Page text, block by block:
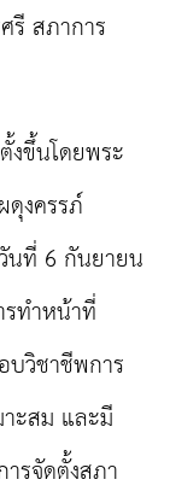
รี สภาการ
ขึ้นโดยพระ
งครรภ์
นที่ 6 กันยายน
ทำหน้าที่
บวิชาชีพการ
ะสม และมี
รจัดตั้งสภา